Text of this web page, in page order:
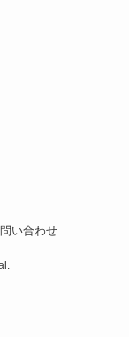
い合わせ